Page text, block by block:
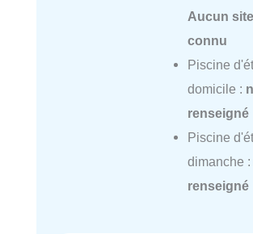
Aucun
connu
Piscine
domicile :
renseigné
Piscine
dimanche :
renseigné